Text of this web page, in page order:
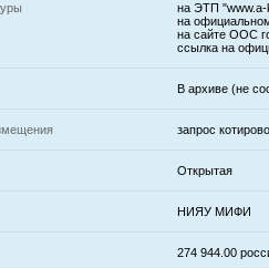
на ЭТП "www.a-
на
на сайте ООС
ссылка на
В архиве (не
запрос
Открытая
НИЯУ МИФИ
274 944.00